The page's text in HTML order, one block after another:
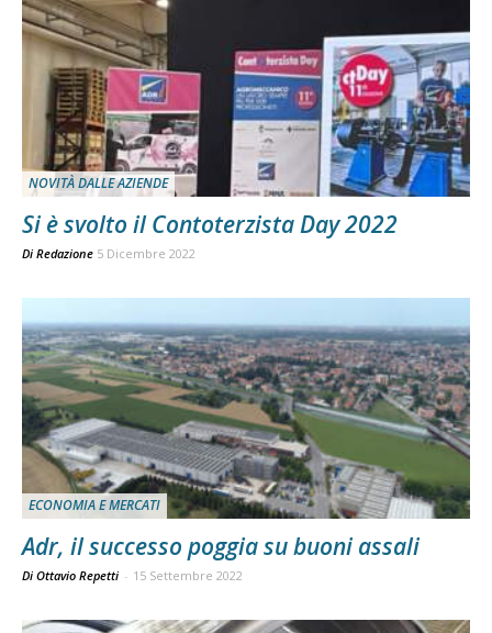
NOVITÀ DALLE AZIENDE
Si è svolto il Contoterzista Day 2022
Di Redazione 5 Dicembre 2022
ECONOMIA E MERCATI
Adr, il successo poggia su buoni assali
Di Ottavio Repetti - 15 Settembre 2022